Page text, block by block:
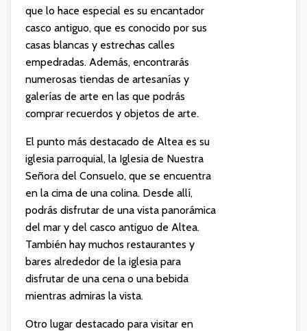
que lo hace especial es su encantador
casco antiguo, que es conocido por sus
casas blancas y estrechas calles
empedradas. Además, encontrarás
numerosas tiendas de artesanías y
galerías de arte en las que podrás
comprar recuerdos y objetos de arte.
El punto más destacado de Altea es su
iglesia parroquial, la Iglesia de Nuestra
Señora del Consuelo, que se encuentra
en la cima de una colina. Desde allí,
podrás disfrutar de una vista panorámica
del mar y del casco antiguo de Altea.
También hay muchos restaurantes y
bares alrededor de la iglesia para
disfrutar de una cena o una bebida
mientras admiras la vista.
Otro lugar destacado para visitar en